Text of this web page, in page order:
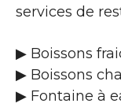
services de
▶​ Boissons
▶​ Boissons
▶​ Fontaine à